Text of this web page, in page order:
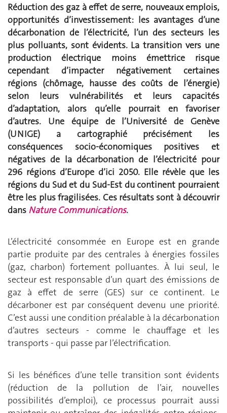
Réduction des gaz à effet de serre, nouveaux emplois,
opportunités d’investissement: les avantages d’une
décarbonation de l’électricité, l’un des secteurs les
plus polluants, sont évidents. La transition vers une
production électrique moins émettrice risque
cependant d’impacter négativement certaines
régions (chômage, hausse des coûts de l’énergie)
selon leurs vulnérabilités et leurs capacités
d’adaptation, alors qu’elle pourrait en favoriser
d’autres. Une équipe de l’Université de Genève
(UNIGE) a cartographié précisément les
conséquences socio-économiques positives et
négatives de la décarbonation de l’électricité pour
296 régions d’Europe d’ici 2050. Elle révèle que les
régions du Sud et du Sud-Est du continent pourraient
être les plus fragilisées. Ces résultats sont à découvrir
dans Nature Communications.
L’électricité consommée en Europe est en grande
partie produite par des centrales à énergies fossiles
(gaz, charbon) fortement polluantes. À lui seul, le
secteur est responsable d’un quart des émissions de
gaz à effet de serre (GES) sur ce continent. Le
décarboner est par conséquent devenu une priorité.
C’est aussi une condition préalable à la décarbonation
d’autres secteurs - comme le chauffage et les
transports - qui passe par l’électrification.
Si les bénéfices d’une telle transition sont évidents
(réduction de la pollution de l’air, nouvelles
possibilités d’emploi), ce processus pourrait aussi